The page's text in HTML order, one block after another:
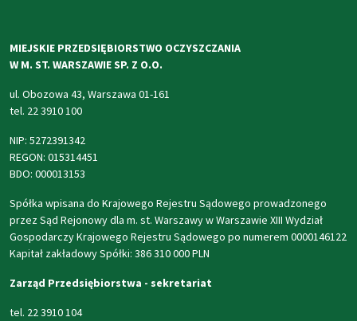
MIEJSKIE PRZEDSIĘBIORSTWO OCZYSZCZANIA
W M. ST. WARSZAWIE SP. Z O.O.
ul. Obozowa 43, Warszawa 01-161
tel. 22 3910 100
NIP: 5272391342
REGON: 015314451
BDO: 000013153
Spółka wpisana do Krajowego Rejestru Sądowego prowadzonego
przez Sąd Rejonowy dla m. st. Warszawy w Warszawie XIII Wydział
Gospodarczy Krajowego Rejestru Sądowego po numerem 0000146122
Kapitał zakładowy Spółki: 386 310 000 PLN
Zarząd Przedsiębiorstwa - sekretariat
tel. 22 3910 104